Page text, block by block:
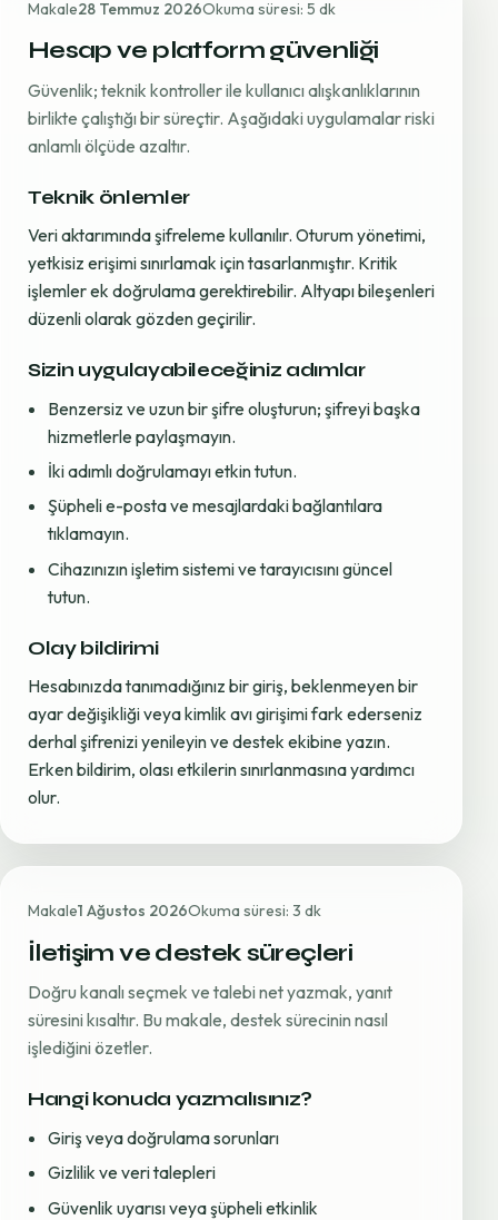
Makale28 Temmuz 2026Okuma süresi: 5 dk
Hesap ve platform güvenliği
Güvenlik; teknik kontroller ile kullanıcı alışkanlıklarının
birlikte çalıştığı bir süreçtir. Aşağıdaki uygulamalar riski
anlamlı ölçüde azaltır.
Teknik önlemler
Veri aktarımında şifreleme kullanılır. Oturum yönetimi,
yetkisiz erişimi sınırlamak için tasarlanmıştır. Kritik
işlemler ek doğrulama gerektirebilir. Altyapı bileşenleri
düzenli olarak gözden geçirilir.
Sizin uygulayabileceğiniz adımlar
Benzersiz ve uzun bir şifre oluşturun; şifreyi başka
hizmetlerle paylaşmayın.
İki adımlı doğrulamayı etkin tutun.
Şüpheli e-posta ve mesajlardaki bağlantılara
tıklamayın.
Cihazınızın işletim sistemi ve tarayıcısını güncel
tutun.
Olay bildirimi
Hesabınızda tanımadığınız bir giriş, beklenmeyen bir
ayar değişikliği veya kimlik avı girişimi fark ederseniz
derhal şifrenizi yenileyin ve destek ekibine yazın.
Erken bildirim, olası etkilerin sınırlanmasına yardımcı
olur.
Makale1 Ağustos 2026Okuma süresi: 3 dk
İletişim ve destek süreçleri
Doğru kanalı seçmek ve talebi net yazmak, yanıt
süresini kısaltır. Bu makale, destek sürecinin nasıl
işlediğini özetler.
Hangi konuda yazmalısınız?
Giriş veya doğrulama sorunları
Gizlilik ve veri talepleri
Güvenlik uyarısı veya şüpheli etkinlik